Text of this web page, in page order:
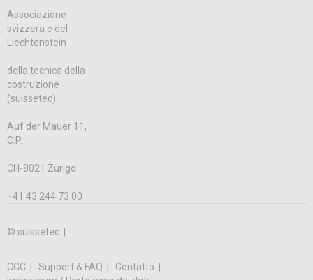
Associazione
svizzera e del
Liechtenstein
della tecnica della
costruzione
(suissetec)
Auf der Mauer 11,
C.P.
CH-8021 Zurigo
+41 43 244 73 00
© suissetec |
CGC Support & FAQ
Contatto